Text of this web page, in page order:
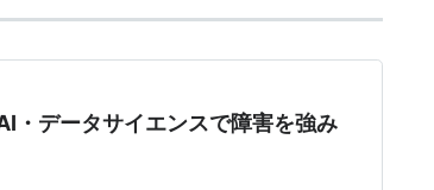
・データサイエンスで障害を強み